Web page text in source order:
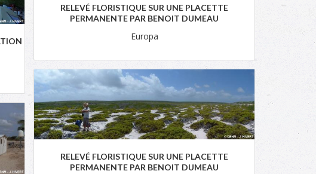
RELEVÉ FLORISTIQUE SUR UNE PLACETTE
PERMANENTE PAR BENOIT DUMEAU
Europa
RELEVÉ FLORISTIQUE SUR UNE PLACETTE
PERMANENTE PAR BENOIT DUMEAU